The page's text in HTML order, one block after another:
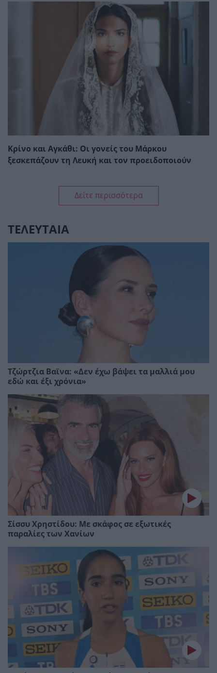
Κρίνο και Αγκάθι: Οι γονείς του Μάρκου
ξεσκεπάζουν τη Λευκή και τον προειδοποιούν
Δείτε περισσότερα
ΤΕΛΕΥΤΑΙΑ
Τζώρτζια Βαϊνα: «Δεν έχω βάψει τα μαλλιά μου
εδώ και έξι χρόνια»
Σίσσυ Χρηστίδου: Με σκάφος σε εξωτικές
παραλίες των Χανίων